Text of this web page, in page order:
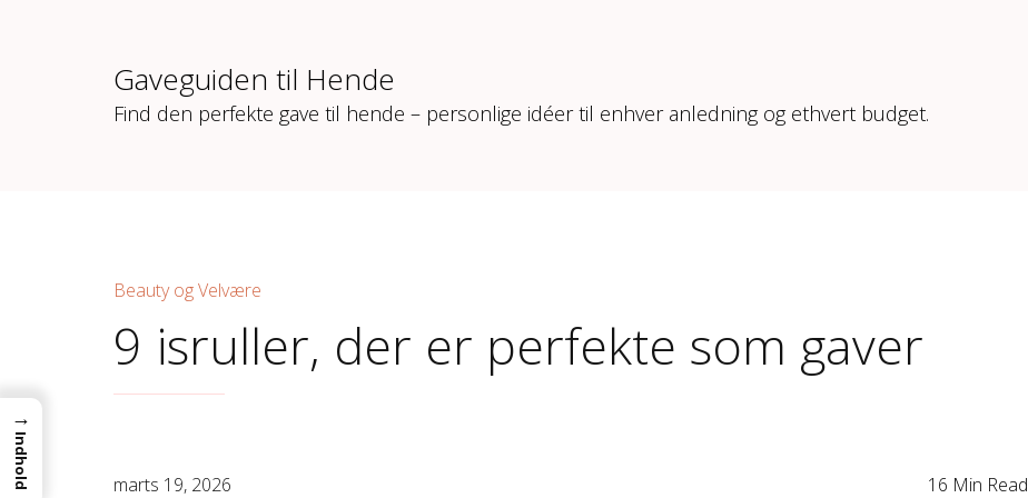
Gaveguiden til Hende
Find den perfekte gave til hende – personlige idéer til enhver anledning og ethvert budget.
Beauty og Velvære
9 isruller, der er perfekte som gaver
marts 19, 2026 16 Min Read
→
Indhold